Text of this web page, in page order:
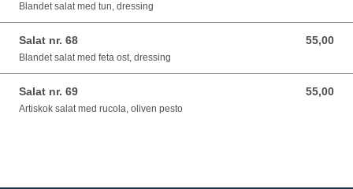
Blandet salat med tun, dressing
Salat nr. 68 55,00
55,00 DKK
Blandet salat med feta ost, dressing
Salat nr. 69 55,00
55,00 DKK
Artiskok salat med rucola, oliven pesto